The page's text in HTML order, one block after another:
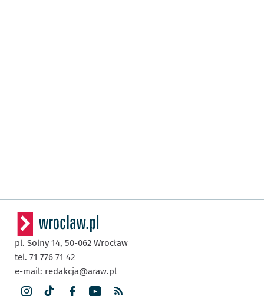
pl. Solny 14, 50-062 Wrocław
tel. 71 776 71 42
e-mail: redakcja@araw.pl